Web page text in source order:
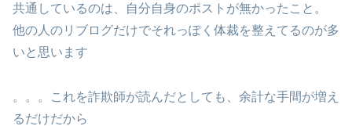
共通しているのは、自分自身のポストが無かったこと。
他の人のリブログだけでそれっぽく体裁を整えてるのが多
いと思います
。。。これを詐欺師が読んだとしても、余計な手間が増え
るだけだから